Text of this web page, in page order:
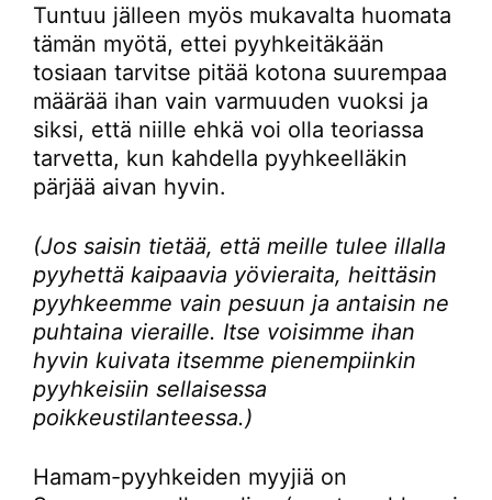
Tuntuu jälleen myös mukavalta huomata
tämän myötä, ettei pyyhkeitäkään
tosiaan tarvitse pitää kotona suurempaa
määrää ihan vain varmuuden vuoksi ja
siksi, että niille ehkä voi olla teoriassa
tarvetta, kun kahdella pyyhkeelläkin
pärjää aivan hyvin.
(Jos saisin tietää, että meille tulee illalla
pyyhettä kaipaavia yövieraita, heittäsin
pyyhkeemme vain pesuun ja antaisin ne
puhtaina vieraille. Itse voisimme ihan
hyvin kuivata itsemme pienempiinkin
pyyhkeisiin sellaisessa
poikkeustilanteessa.)
Hamam-pyyhkeiden myyjiä on